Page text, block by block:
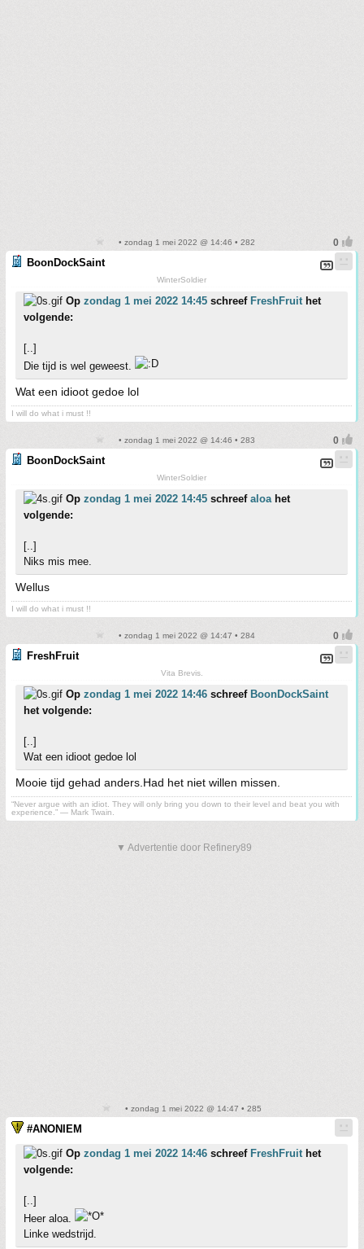
• zondag 1 mei 2022 @ 14:46 • 282
BoonDockSaint
WinterSoldier
Op zondag 1 mei 2022 14:45 schreef FreshFruithet
volgende:
[..]
Die tijd is wel geweest.
Wat een idioot gedoe lol
I will do what i must !!
• zondag 1 mei 2022 @ 14:46 • 283
BoonDockSaint
WinterSoldier
Op zondag 1 mei 2022 14:45 schreef aloahet
volgende:
[..]
Niks mis mee.
Wellus
I will do what i must !!
• zondag 1 mei 2022 @ 14:47 • 284
FreshFruit
Vita Brevis.
Op zondag 1 mei 2022 14:46 schreef BoonDockSaint
het volgende:
[..]
Wat een idioot gedoe lol
Mooie tijd gehad anders.Had het niet willen missen.
“Never argue with an idiot. They will only bring you down to their level and beat you with
experience.” ― Mark Twain.
▼ Advertentie door Refinery89
• zondag 1 mei 2022 @ 14:47 • 285
#ANONIEM
Op zondag 1 mei 2022 14:46 schreef FreshFruithet
volgende:
[..]
Heer aloa.
Linke wedstrijd.